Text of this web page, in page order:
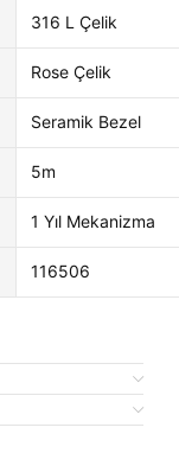
316 L Çelik
Rose Çelik
Seramik Bezel
5m
1 Yıl Mekanizma
116506